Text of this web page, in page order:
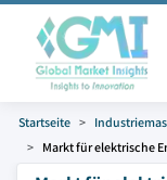
Startseite
Markt für elektrische